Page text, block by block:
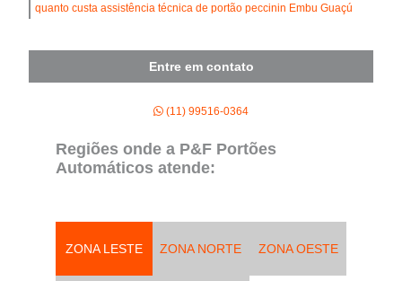
quanto custa assistência técnica de portão peccinin Embu Guaçú
Entre em contato
(11) 99516-0364
Regiões onde a P&F Portões
Automáticos atende:
ZONA LESTE ZONA NORTE ZONA OESTE